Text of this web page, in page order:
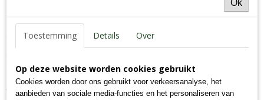
Beste shoppagina-eigenaar,
eigen webshop! Het enige wat u hoeft te doen is onder het tabje Menu
opties 'Toon in menu' op Ja te zetten en natuurlijk deze tekst te
vervangen door uw eigen tekst.
Ok
Toestemming Details Over
Op deze website worden cookies gebruikt
Cookies worden door ons gebruikt voor verkeersanalyse, het
aanbieden van sociale media-functies en het personaliseren van